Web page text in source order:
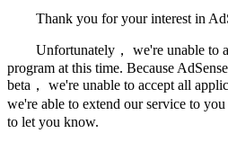
Thank you for your interest in
Unfortunately， we're unable to
program at this time. Because
beta， we're unable to accept all
we're able to extend our service to
to let you know.